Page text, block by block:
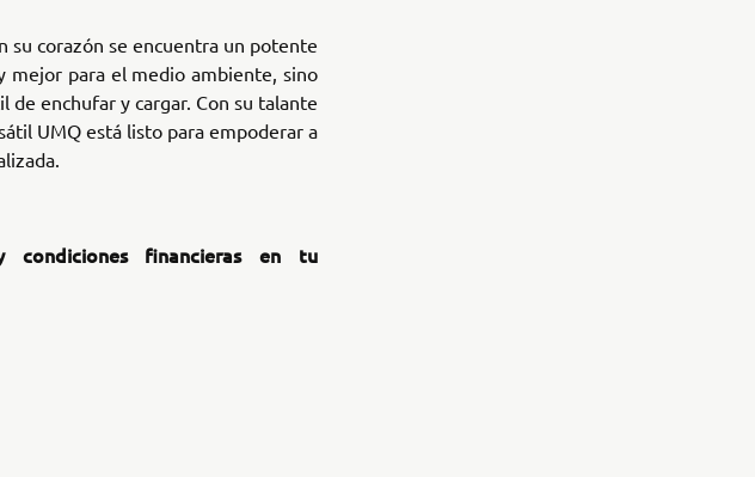
su corazón se encuentra un potente
mejor para el medio ambiente, sino
enchufar y cargar. Con su talante
UMQ está listo para empoderar a
condiciones financieras en tu